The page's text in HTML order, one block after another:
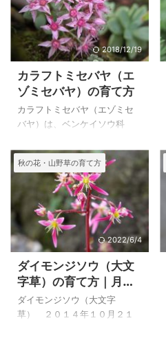
なりますが、栽培品は０．５m
くらいです。 花は黒紫色（我
が家の花は淡い紫）で下向き
につき、直径５㎜ほどの小さ
な花ですが、カールした花弁
がとても可憐です。 奈良県の
吉野山によく見られることか
ら吉野草の名があります。 上
のクサヤツデ（草八手）は、
日に撮影した花です。 クサヤ
ツデ（草八手）の特徴と育て
方 クサヤツデ（草八手） ２０
2018/12/19
カラフトミセバヤ（エ
ゾミセバヤ）の育て方
カラフトミセバヤ（エゾミセ
バヤ）は、ベンケイソウ科
物で、北海道の山地の岩場に
見られる小型種で、花径約１
cmほどです。葉は倒披針形で
鋸歯はありません。 北海道の
北海道（日高、十勝）の海岸
沿いの岩上に生るヒダカミセ
バヤの葉には鋸歯があり区別
できます。 ミセバヤは瀬戸内
海の小豆島などの大型のもの
が出回っていますが、ヒダカ
ミセバヤやカラフトミセバヤ
はかなり小型です。 上のカラ
秋の花・山野草の育て方
2022/6/4
ダイモンジソウ（大文
字草）の育て方｜月
山、八方尾根のミヤマ
ダイモンジソウ
ダイモンジソウ（大文字
草） ２０１４年１０月２１